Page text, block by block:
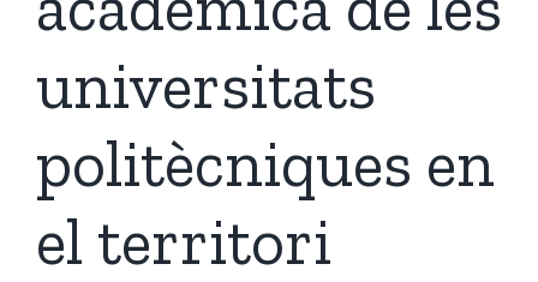
universitats
politècniques en
el territori